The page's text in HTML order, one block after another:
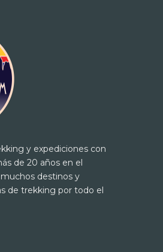
y expediciones con
de 20 años en el
destinos y
de trekking por todo el